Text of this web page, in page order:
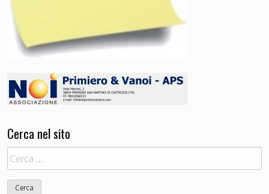
Cerca nel sito
Ricerca
per: